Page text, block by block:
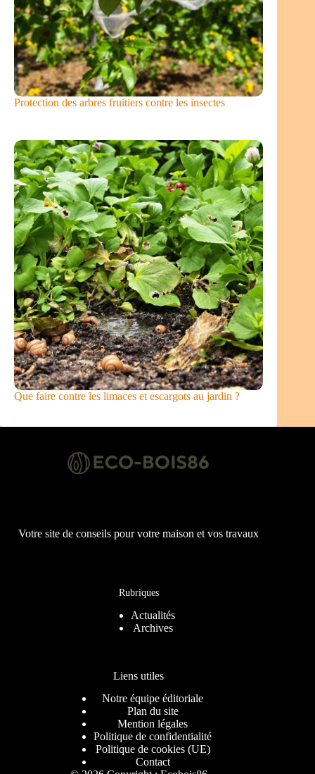
Protection des arbres fruitiers contre les insectes
Que faire contre les limaces et escargots au jardin ?
Votre site de conseils pour votre maison et vos travaux
Rubriques
Actualités
Archives
Liens utiles
Notre équipe éditoriale
Plan du site
Mention légales
Politique de confidentialité
Politique de cookies (UE)
Contact